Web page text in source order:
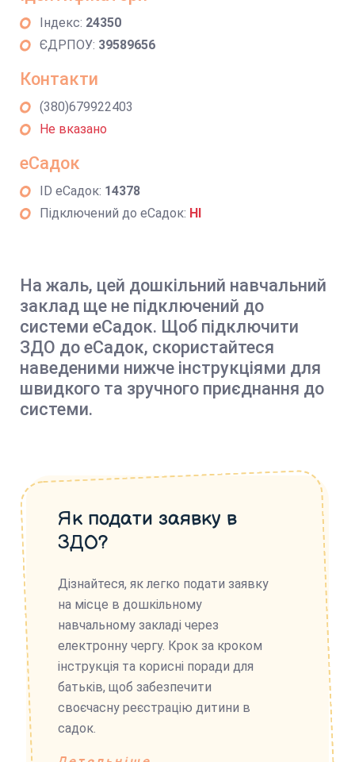
Індекс: 24350
ЄДРПОУ: 39589656
Контакти
(380)679922403
Не вказано
еСадок
ID еСадок: 14378
Підключений до еСадок: НІ
На жаль, цей дошкільний навчальний
заклад ще не підключений до
системи еСадок. Щоб підключити
ЗДО до еСадок, скористайтеся
наведеними нижче інструкціями для
швидкого та зручного приєднання до
системи.
Як подати заявку в
ЗДО?
Дізнайтеся, як легко подати заявку
на місце в дошкільному
навчальному закладі через
електронну чергу. Крок за кроком
інструкція та корисні поради для
батьків, щоб забезпечити
своєчасну реєстрацію дитини в
садок.